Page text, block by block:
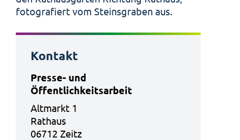
Kontakt
Presse- und
Öffentlichkeitsarbeit
Altmarkt 1
Rathaus
06712 Zeitz